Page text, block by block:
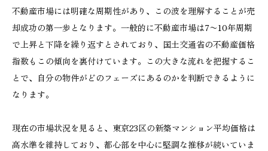
不動産市場には明確な周期性があり、この波を理解することが売
却成功の第一歩となります。一般的に不動産市場は7〜10年周期
で上昇と下降を繰り返すとされており、国土交通省の不動産価格
指数もこの傾向を裏付けています。この大きな流れを把握するこ
とで、自分の物件がどのフェーズにあるのかを判断できるように
なります。
現在の市場状況を見ると、東京23区の新築マンション平均価格は
高水準を維持しており、都心部を中心に堅調な推移が続いていま